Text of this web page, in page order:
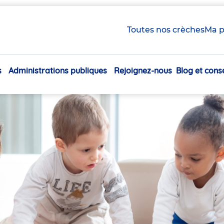
Toutes nos crèchesMa
Navigation
Administrations publiques Rejoignez-nous Blog et